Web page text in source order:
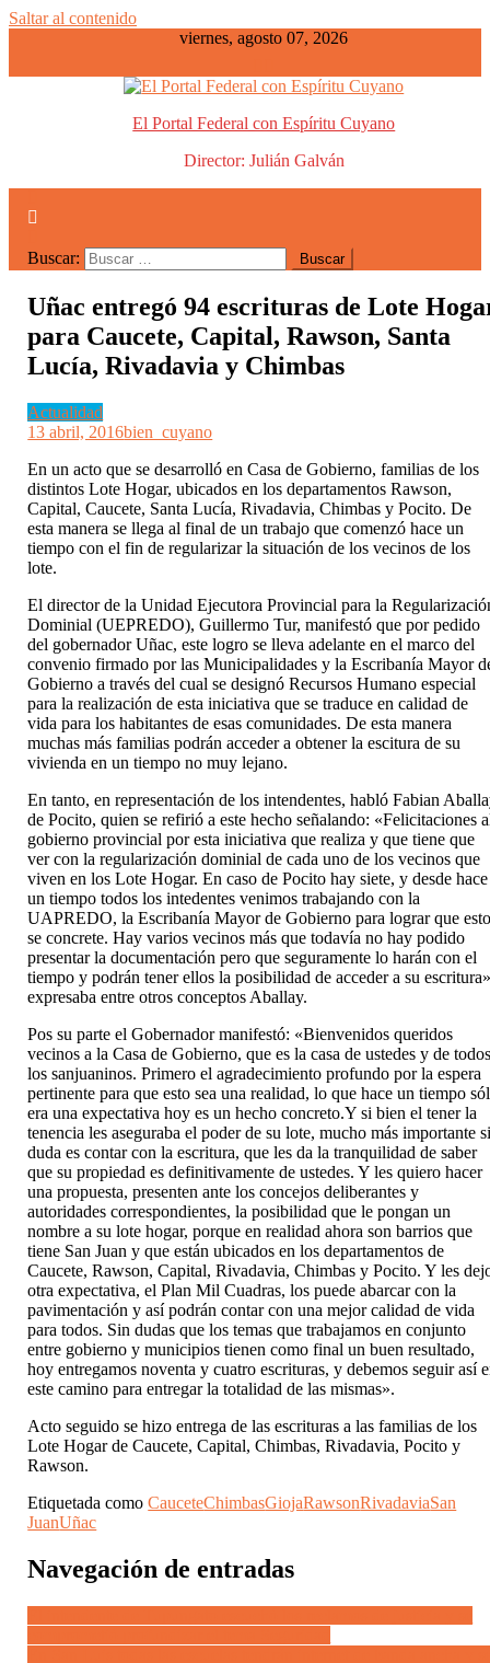
Saltar al contenido
viernes, agosto 07, 2026
El Portal Federal con Espíritu Cuyano
Director: Julián Galván
Buscar:
Uñac entregó 94 escrituras de Lote
para Caucete, Capital, Rawson, Santa
Lucía, Rivadavia y Chimbas
Actualidad
13 abril, 2016bien_cuyano
En un acto que se desarrolló en Casa de Gobierno, familias de los
distintos Lote Hogar, ubicados en los departamentos Rawson,
Capital, Caucete, Santa Lucía, Rivadavia, Chimbas y Pocito. De
esta manera se llega al final de un trabajo que comenzó hace un
tiempo con el fin de regularizar la situación de los vecinos de los
lote.
El director de la Unidad Ejecutora Provincial para la
Dominial (UEPREDO), Guillermo Tur, manifestó que por pedido
del gobernador Uñac, este logro se lleva adelante en el marco del
convenio firmado por las Municipalidades y la Escribanía Mayor
Gobierno a través del cual se designó Recursos Humano especial
para la realización de esta iniciativa que se traduce en calidad de
vida para los habitantes de esas comunidades. De esta manera
muchas más familias podrán acceder a obtener la escitura de su
vivienda en un tiempo no muy lejano.
En tanto, en representación de los intendentes, habló Fabian
de Pocito, quien se refirió a este hecho señalando: «Felicitaciones
gobierno provincial por esta iniciativa que realiza y que tiene que
ver con la regularización dominial de cada uno de los vecinos que
viven en los Lote Hogar. En caso de Pocito hay siete, y desde hace
un tiempo todos los intedentes venimos trabajando con la
UAPREDO, la Escribanía Mayor de Gobierno para lograr que
se concrete. Hay varios vecinos más que todavía no hay podido
presentar la documentación pero que seguramente lo harán con el
tiempo y podrán tener ellos la posibilidad de acceder a su
expresaba entre otros conceptos Aballay.
Pos su parte el Gobernador manifestó: «Bienvenidos queridos
vecinos a la Casa de Gobierno, que es la casa de ustedes y de
los sanjuaninos. Primero el agradecimiento profundo por la espera
pertinente para que esto sea una realidad, lo que hace un tiempo
era una expectativa hoy es un hecho concreto.Y si bien el tener la
tenencia les aseguraba el poder de su lote, mucho más importante
duda es contar con la escritura, que les da la tranquilidad de saber
que su propiedad es definitivamente de ustedes. Y les quiero hacer
una propuesta, presenten ante los concejos deliberantes y
autoridades correspondientes, la posibilidad que le pongan un
nombre a su lote hogar, porque en realidad ahora son barrios que
tiene San Juan y que están ubicados en los departamentos de
Caucete, Rawson, Capital, Rivadavia, Chimbas y Pocito. Y les
otra expectativa, el Plan Mil Cuadras, los puede abarcar con la
pavimentación y así podrán contar con una mejor calidad de vida
para todos. Sin dudas que los temas que trabajamos en conjunto
entre gobierno y municipios tienen como final un buen resultado,
hoy entregamos noventa y cuatro escrituras, y debemos seguir así
este camino para entregar la totalidad de las mismas».
Acto seguido se hizo entrega de las escrituras a las familias de los
Lote Hogar de Caucete, Capital, Chimbas, Rivadavia, Pocito y
Rawson.
Etiquetada comoCauceteChimbasGiojaRawsonRivadaviaSan
JuanUñac
Navegación de entradas